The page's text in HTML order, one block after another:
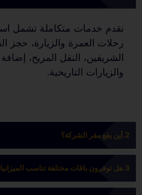
نقدم خدمات متكاملة تشمل
رحلات العمرة والزيارة، حجز
الشريفين، النقل المريح،
والزيارات التاريخية.
أين يقع مقر الشركة؟
هل توفرون باقات مختلفة تناسب